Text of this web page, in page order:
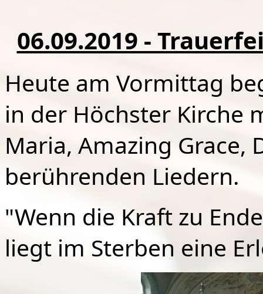
06.09.2019 -
Heute am Vormittag
in der Höchster Kirche
Maria, Amazing Grace,
berührenden Liedern.
"Wenn die Kraft zu
liegt im Sterben eine